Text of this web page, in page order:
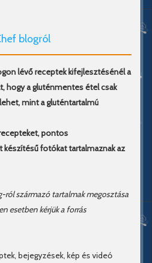
blogról
lévő receptek kifejlesztésénél a
hogy a gluténmentes étel csak
mint a gluténtartalmú
pontos
készítésű fotókat tartalmaznak az
ról származó tartalmak megosztása
esetben kérjük a forrás
bejegyzések, kép és videó